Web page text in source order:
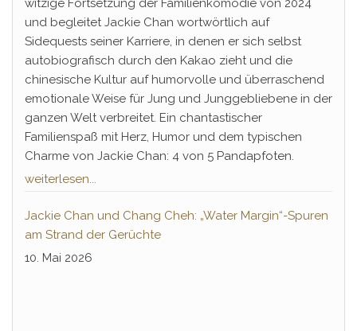
witzige Fortsetzung der Familienkomödie von 2024
und begleitet Jackie Chan wortwörtlich auf
Sidequests seiner Karriere, in denen er sich selbst
autobiografisch durch den Kakao zieht und die
chinesische Kultur auf humorvolle und überraschend
emotionale Weise für Jung und Junggebliebene in der
ganzen Welt verbreitet. Ein chantastischer
Familienspaß mit Herz, Humor und dem typischen
Charme von Jackie Chan: 4 von 5 Pandapfoten.
weiterlesen...
Jackie Chan und Chang Cheh: „Water Margin“-Spuren
am Strand der Gerüchte
10. Mai 2026